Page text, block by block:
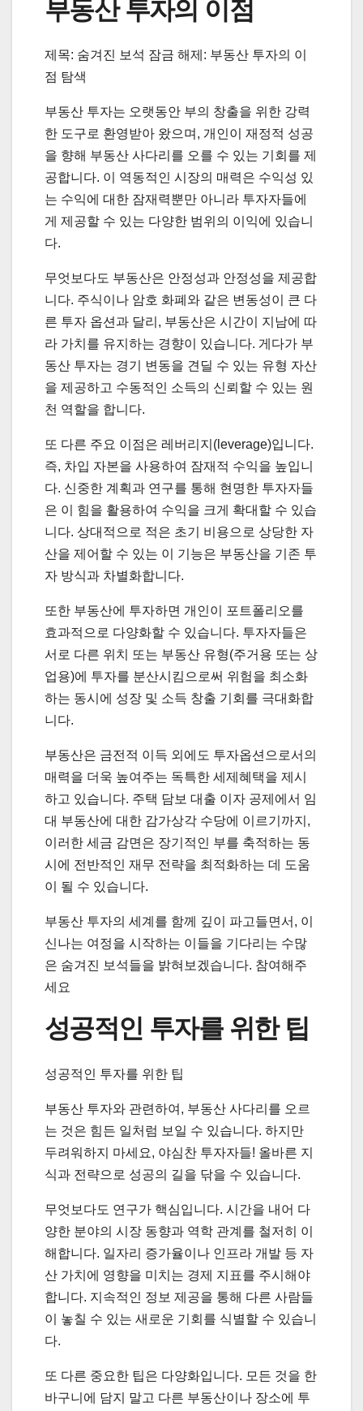
부동산 투자의 이점
제목: 숨겨진 보석 잠금 해제: 부동산 투자의 이
점 탐색
부동산 투자는 오랫동안 부의 창출을 위한 강력
한 도구로 환영받아 왔으며, 개인이 재정적 성공
을 향해 부동산 사다리를 오를 수 있는 기회를 제
공합니다. 이 역동적인 시장의 매력은 수익성 있
는 수익에 대한 잠재력뿐만 아니라 투자자들에
게 제공할 수 있는 다양한 범위의 이익에 있습니
다.
무엇보다도 부동산은 안정성과 안정성을 제공합
니다. 주식이나 암호 화폐와 같은 변동성이 큰 다
른 투자 옵션과 달리, 부동산은 시간이 지남에 따
라 가치를 유지하는 경향이 있습니다. 게다가 부
동산 투자는 경기 변동을 견딜 수 있는 유형 자산
을 제공하고 수동적인 소득의 신뢰할 수 있는 원
천 역할을 합니다.
또 다른 주요 이점은 레버리지(leverage)입니다.
즉, 차입 자본을 사용하여 잠재적 수익을 높입니
다. 신중한 계획과 연구를 통해 현명한 투자자들
은 이 힘을 활용하여 수익을 크게 확대할 수 있습
니다. 상대적으로 적은 초기 비용으로 상당한 자
산을 제어할 수 있는 이 기능은 부동산을 기존 투
자 방식과 차별화합니다.
또한 부동산에 투자하면 개인이 포트폴리오를
효과적으로 다양화할 수 있습니다. 투자자들은
서로 다른 위치 또는 부동산 유형(주거용 또는 상
업용)에 투자를 분산시킴으로써 위험을 최소화
하는 동시에 성장 및 소득 창출 기회를 극대화합
니다.
부동산은 금전적 이득 외에도 투자옵션으로서의
매력을 더욱 높여주는 독특한 세제혜택을 제시
하고 있습니다. 주택 담보 대출 이자 공제에서 임
대 부동산에 대한 감가상각 수당에 이르기까지,
이러한 세금 감면은 장기적인 부를 축적하는 동
시에 전반적인 재무 전략을 최적화하는 데 도움
이 될 수 있습니다.
부동산 투자의 세계를 함께 깊이 파고들면서, 이
신나는 여정을 시작하는 이들을 기다리는 수많
은 숨겨진 보석들을 밝혀보겠습니다. 참여해주
세요
성공적인 투자를 위한 팁
성공적인 투자를 위한 팁
부동산 투자와 관련하여, 부동산 사다리를 오르
는 것은 힘든 일처럼 보일 수 있습니다. 하지만
두려워하지 마세요, 야심찬 투자자들! 올바른 지
식과 전략으로 성공의 길을 닦을 수 있습니다.
무엇보다도 연구가 핵심입니다. 시간을 내어 다
양한 분야의 시장 동향과 역학 관계를 철저히 이
해합니다. 일자리 증가율이나 인프라 개발 등 자
산 가치에 영향을 미치는 경제 지표를 주시해야
합니다. 지속적인 정보 제공을 통해 다른 사람들
이 놓칠 수 있는 새로운 기회를 식별할 수 있습니
다.
또 다른 중요한 팁은 다양화입니다. 모든 것을 한
바구니에 담지 말고 다른 부동산이나 장소에 투